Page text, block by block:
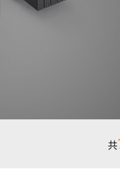
共